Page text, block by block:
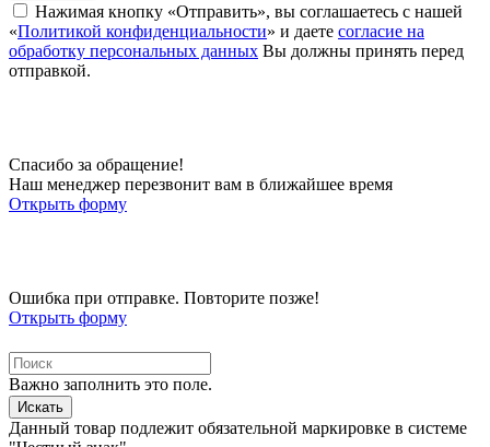
Нажимая кнопку «Отправить», вы соглашаетесь с нашей
«Политикой конфиденциальности» и даете согласие на
обработку персональных данных Вы должны принять перед
отправкой.
Спасибо за обращение!
Наш менеджер перезвонит вам в ближайшее время
Открыть форму
Ошибка при отправке. Повторите позже!
Открыть форму
Важно заполнить это поле.
Искать
Данный товар подлежит обязательной маркировке в системе